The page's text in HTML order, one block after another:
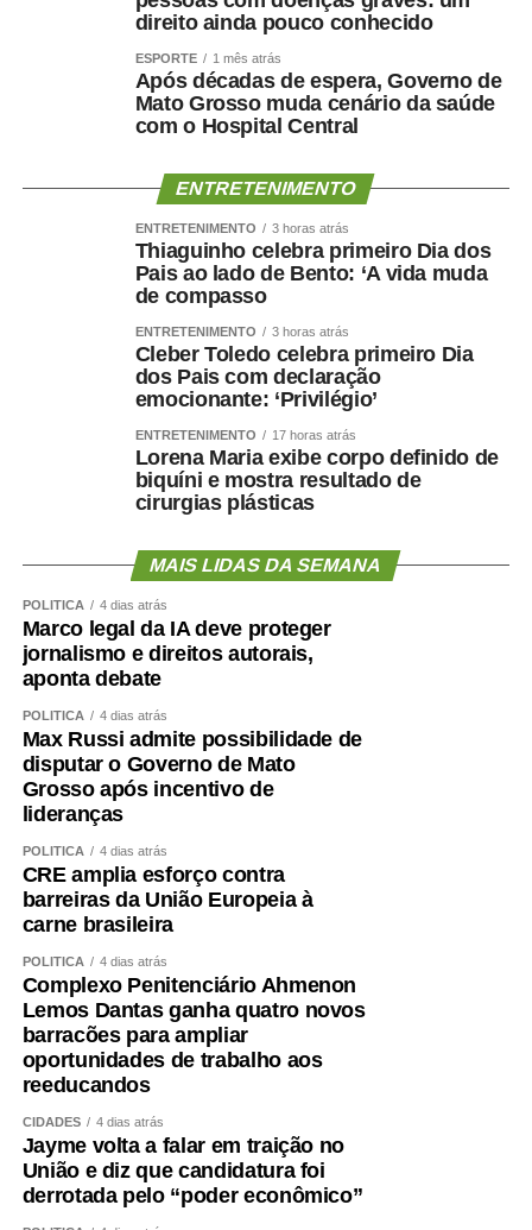
O empresário também afirmou que não pretende
naturalizar o episódio como parte da disputa eleitoral.
“Não faço política dessa maneira e não aceitarei
naturalizar esse tipo de comportamento.”
consciência tranquila e atribuiu a responsabilidade pela
decisão aos responsáveis pela mudança.
“Saio deste episódio com a consciência tranquila. Cumpri
rigorosamente aquilo que assumi. Outros terão de
responder pelas escolhas que fizeram e pela maneira
como decidiram fazê-las.”
Nota na íntegra:
Política se faz com responsabilidade, compromisso,
seriedade e, sobretudo, palavra. Infelizmente, o senador
demonstraram enorme dificuldade em compreender o
significado desses princípios – o que só contribui para
apodrecer a boa política.
Aceitei o convite para integrar, como candidato a vice-
governador, a chapa liderada pelo senador Wellington
Fagundes. A decisão não foi fruto de uma conversa
informal ou de uma possibilidade lançada ao acaso. Foi
uma escolha política apresentada, construída e
formalizada dentro do processo partidário, inclusive com
a realização da convenção.
A partir dessa decisão, compromissos foram assumidos,
pessoas foram mobilizadas, estratégias foram definidas e
Fiz isso de boa-fé, acreditando na palavra empenhada e
na seriedade de uma decisão tomada por quem pretende
governar Mato Grosso.
Hoje fui comunicado pelo senador Wellington Fagundes
vice.
Não se trata apenas de uma mudança de candidatura.
direito ainda pouco conhecido
ESPORTE 1 mês atrás
Após décadas de espera, Governo de
Mato Grosso muda cenário da saúde
com o Hospital Central
ENTRETENIMENTO
ENTRETENIMENTO 3 horas atrás
Thiaguinho celebra primeiro Dia dos
Pais ao lado de Bento: ‘A vida muda
de compasso
ENTRETENIMENTO 3 horas atrás
Cleber Toledo celebra primeiro Dia
dos Pais com declaração
emocionante: ‘Privilégio’
ENTRETENIMENTO 17 horas atrás
Lorena Maria exibe corpo definido de
biquíni e mostra resultado de
cirurgias plásticas
MAIS LIDAS DA SEMANA
POLÍTICA 4 dias atrás
Marco legal da IA deve proteger
jornalismo e direitos autorais,
aponta debate
POLÍTICA 4 dias atrás
Max Russi admite possibilidade de
disputar o Governo de Mato
Grosso após incentivo de
lideranças
POLÍTICA 4 dias atrás
CRE amplia esforço contra
barreiras da União Europeia à
carne brasileira
POLÍTICA 4 dias atrás
Complexo Penitenciário Ahmenon
Lemos Dantas ganha quatro novos
barracões para ampliar
oportunidades de trabalho aos
reeducandos
CIDADES 4 dias atrás
Jayme volta a falar em traição no
União e diz que candidatura foi
derrotada pelo “poder econômico”